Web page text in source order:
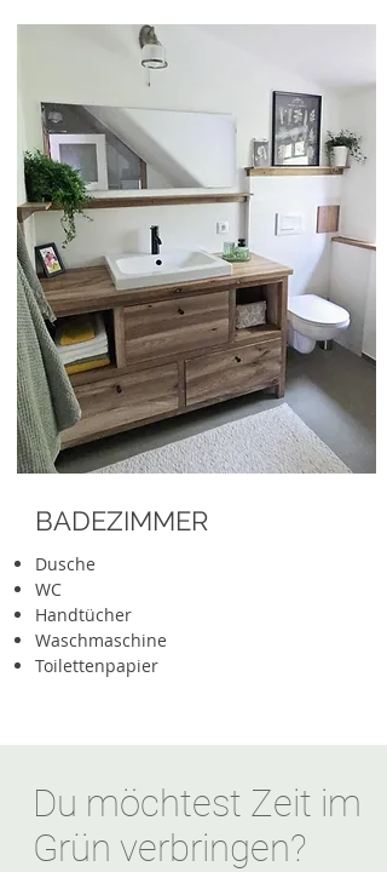
BADEZIMMER
Dusche
WC
Handtücher
Waschmaschine
Toilettenpapier
Du möchtest Zeit im
Grün verbringen?